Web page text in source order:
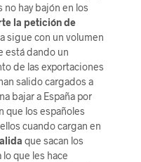
hay bajón en los
la petición de
sigue con un volumen
está dando un
de las exportaciones
salido cargados a
bajar a España por
que los españoles
cuando cargan en
que sacan los
que les hace